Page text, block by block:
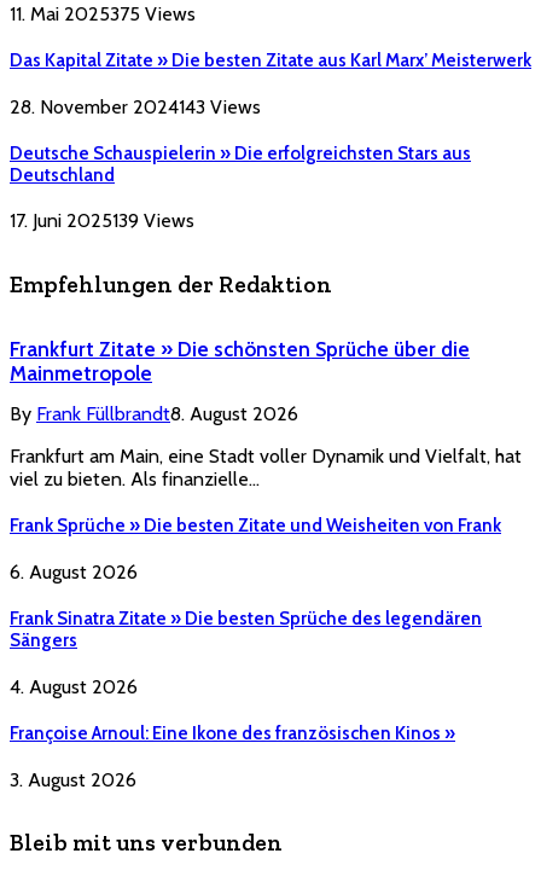
11. Mai 2025375 Views
Das Kapital Zitate » Die besten Zitate aus Karl Marx’ Meisterwerk
28. November 2024143 Views
Deutsche Schauspielerin » Die erfolgreichsten Stars aus
Deutschland
17. Juni 2025139 Views
Empfehlungen der Redaktion
Frankfurt Zitate » Die schönsten Sprüche über die
Mainmetropole
By Frank Füllbrandt8. August 2026
Frankfurt am Main, eine Stadt voller Dynamik und Vielfalt, hat
viel zu bieten. Als finanzielle…
Frank Sprüche » Die besten Zitate und Weisheiten von Frank
6. August 2026
Frank Sinatra Zitate » Die besten Sprüche des legendären
Sängers
4. August 2026
Françoise Arnoul: Eine Ikone des französischen Kinos »
3. August 2026
Bleib mit uns verbunden